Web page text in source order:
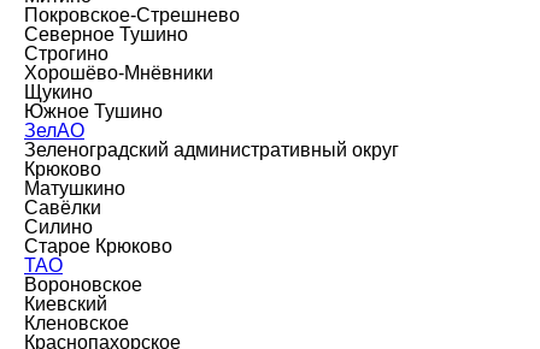
Покровское-Стрешнево
Северное Тушино
Строгино
Хорошёво-Мнёвники
Щукино
Южное Тушино
ЗелАО
Зеленоградский административный округ
Крюково
Матушкино
Савёлки
Силино
Старое Крюково
ТАО
Вороновское
Киевский
Кленовское
Краснопахорское